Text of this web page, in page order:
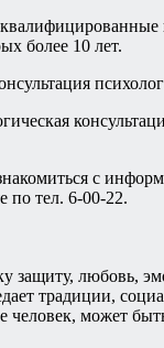
более 10 лет.
с
по тел. 6-00-22.
защиту, любовь,
традиции,
человек, может